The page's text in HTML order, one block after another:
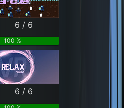
6 / 6
100 %
6 / 6